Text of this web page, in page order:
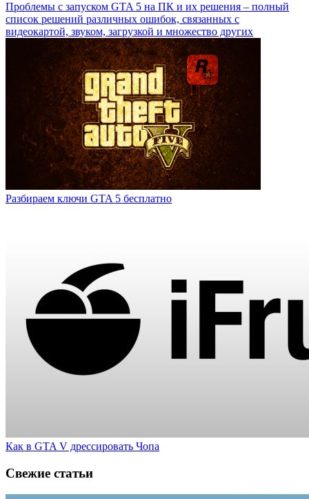
Проблемы с запуском GTA 5 на ПК и их решения – полный
список решений различных ошибок, связанных с
видеокартой, звуком, загрузкой и множество других
Разбираем ключи GTA 5 бесплатно
Как в GTA V дрессировать Чопа
Свежие статьи